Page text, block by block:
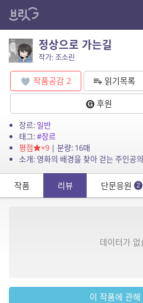
정상으로 가는길
작가: 조소린
작품공감 2 읽기목록
후원
장르: 일반
태그:#장르
평점
×9| 분량: 16매
소개: 영화의 배경을 찾아 걷는 주인공
작품 리뷰 단문응원 2
데이터가 없
이 작품에 관해